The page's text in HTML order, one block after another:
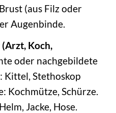
(aus Filz oder
Augenbinde.
Koch,
oder nachgebildete
Kittel, Stethoskop
Kochmütze, Schürze.
Jacke, Hose.